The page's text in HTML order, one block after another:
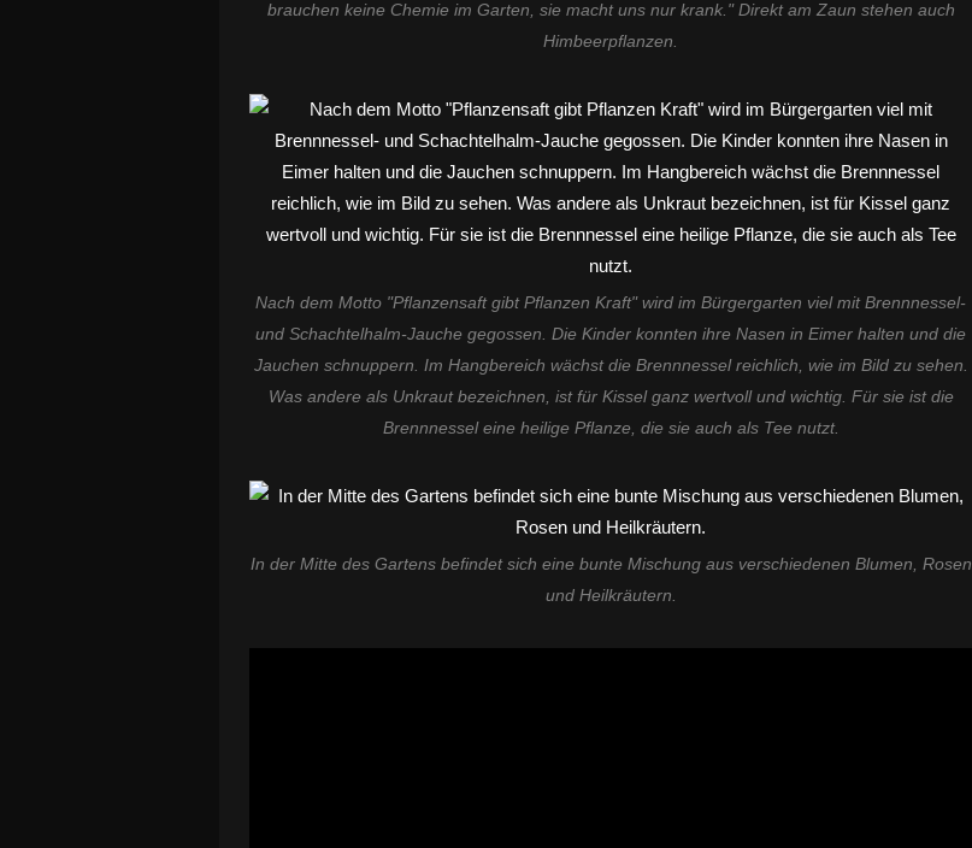
brauchen keine Chemie im Garten, sie macht uns nur krank." Direkt am Zaun stehen auch
Himbeerpflanzen.
Nach dem Motto "Pflanzensaft gibt Pflanzen Kraft" wird im Bürgergarten viel mit Brennnessel-
und Schachtelhalm-Jauche gegossen. Die Kinder konnten ihre Nasen in Eimer halten und die
Jauchen schnuppern. Im Hangbereich wächst die Brennnessel reichlich, wie im Bild zu sehen.
Was andere als Unkraut bezeichnen, ist für Kissel ganz wertvoll und wichtig. Für sie ist die
Brennnessel eine heilige Pflanze, die sie auch als Tee nutzt.
In der Mitte des Gartens befindet sich eine bunte Mischung aus verschiedenen Blumen, Rosen
und Heilkräutern.